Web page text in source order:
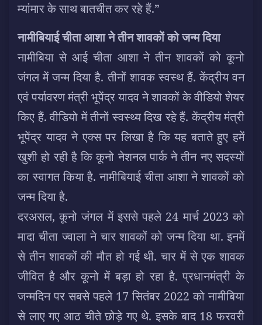
म्यांमार के साथ बातचीत कर रहे हैं.”
नामीबियाई चीता आशा ने तीन शावकों को जन्म दिया
नामीबिया से आई चीता आशा ने तीन शावकों को कूनो
जंगल में जन्म दिया है. तीनों शावक स्वस्थ हैं. केंद्रीय वन
एवं पर्यावरण मंत्री भूपेंद्र यादव ने शावकों के वीडियो शेयर
किए हैं. वीडियो में तीनों स्वस्थ्य दिख रहे हैं. केंद्रीय मंत्री
भूपेंद्र यादव ने एक्स पर लिखा है कि यह बताते हुए हमें
खुशी हो रही है कि कूनो नेशनल पार्क ने तीन नए सदस्यों
का स्वागत किया है. नामीबियाई चीता आशा ने शावकों को
जन्म दिया है.
दरअसल, कूनो जंगल में इससे पहले 24 मार्च 2023 को
मादा चीता ज्वाला ने चार शावकों को जन्म दिया था. इनमें
से तीन शावकों की मौत हो गई थी. चार में से एक शावक
जीवित है और कूनो में बड़ा हो रहा है. प्रधानमंत्री के
जन्मदिन पर सबसे पहले 17 सितंबर 2022 को नामीबिया
से लाए गए आठ चीते छोड़े गए थे. इसके बाद 18 फरवरी